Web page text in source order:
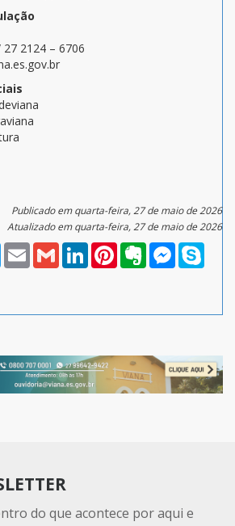
27 2124 – 6706
Publicado em quarta-feira, 27 de maio de 2026
Atualizado em quarta-feira, 27 de maio de 2026
TwitterEmail Gmail LinkedInPinterestEvernoteMessenger
do que acontece por aqui e